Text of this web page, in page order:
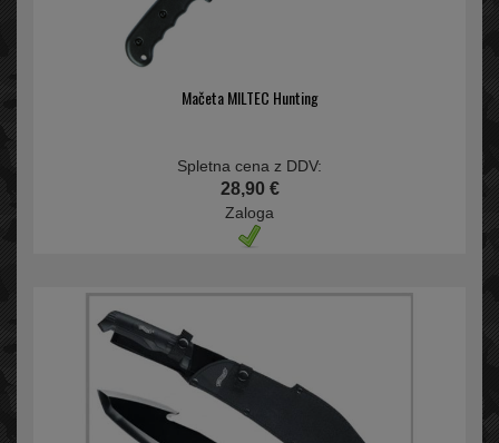
Mačeta MILTEC Hunting
Spletna cena z DDV:
28,90 €
Zaloga